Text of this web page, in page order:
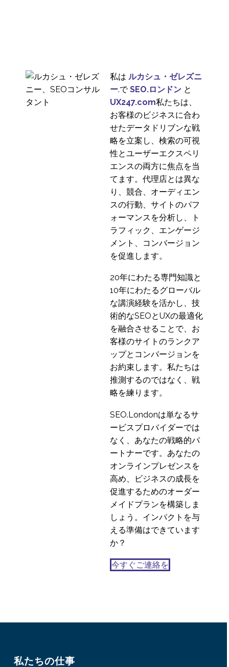
業界のインサイト
1
フリーランスUXコンサ
ルタント募集のお知ら
7
インタビューシリー
ズ。ナチョ・マドリッ
ドに聞くUX業界のイン2
インタビューシリー
ズ。アドリアーノ・シ
ュミットに聞くUX業界1
ユーザビリティの専門
家に多様性が必要な理
0
インタビューシリーズ
ウィリアム・ハドソン
インタビューシリー
ズ。UX業界のインサイ
ト：イェシー・クライ 1
インタビューシリーズ
Glenn VeugenによるUX
1
インタビューシリー
ズ。ジェニファー・マ
ルケイによるUX業界の1
私は ルカシュ・ゼレズニ
ー.でSEO.ロンドン と
UX247.com私たちは、
お客様のビジネスに合わ
せたデータドリブンな戦
略を立案し、検索の可視
性とユーザーエクスペリ
エンスの両方に焦点を当
てます。代理店とは異な
り、競合、オーディエン
スの行動、サイトのパフ
ォーマンスを分析し、ト
ラフィック、エンゲージ
メント、コンバージョン
を促進します。
20年にわたる専門知識と
10年にわたるグローバル
な講演経験を活かし、技
術的なSEOとUXの最適化
を融合させることで、お
客様のサイトのランクア
ップとコンバージョンを
お約束します。私たちは
推測するのではなく、戦
略を練ります。
SEO.Londonは単なるサ
ービスプロバイダーでは
なく、あなたの戦略的パ
ートナーです。あなたの
オンラインプレゼンスを
高め、ビジネスの成長を
促進するためのオーダー
メイドプランを構築しま
しょう。インパクトを与
える準備はできています
か？
今すぐご連絡を
私たちの仕事